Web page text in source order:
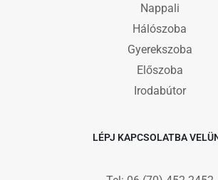
Nappali
Hálószoba
Gyerekszoba
Előszoba
Irodabútor
LÉPJ KAPCSOLATBA